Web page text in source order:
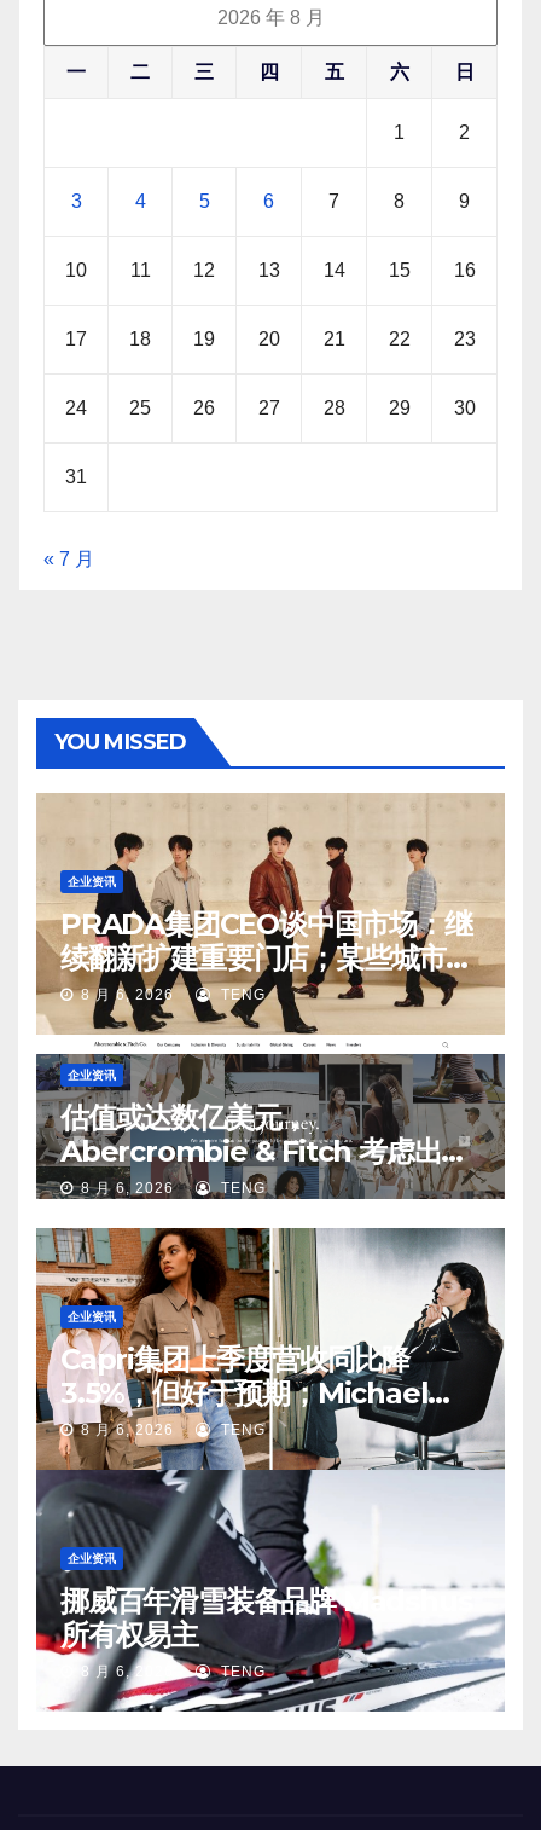
2026 年 8 月
一 二 三 四 五 六 日
1 2
3 4 5 6 7 8 9
10 11 12 13 14 15 16
17 18 19 20 21 22 23
24 25 26 27 28 29 30
31
« 7 月
YOU MISSED
企业资讯
PRADA集团CEO谈中国市场：继
续翻新扩建重要门店；某些城市的
第二、第三店不再有价值
8 月 6, 2026 TENG
企业资讯
估值或达数亿美元，
Abercrombie & Fitch 考虑出售
中国业务部分股权
8 月 6, 2026 TENG
企业资讯
Capri集团上季度营收同比降
3.5%，但好于预期；Michael
Kors 在中国市场持续向好
8 月 6, 2026 TENG
企业资讯
挪威百年滑雪装备品牌 Madshus
所有权易主
8 月 6, 2026 TENG